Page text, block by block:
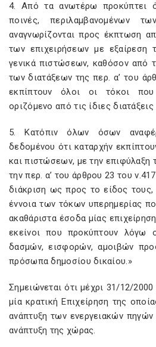
4. Από τα ανωτέρω προκύπτει
ποινές, περιλαμβανομένων
αναγνωρίζονται προς έκπτωση
των επιχειρήσεων με εξαίρεση
γενικά πιστώσεων, καθόσον από
των διατάξεων της περ. α’ του
εκπίπτουν όλοι οι τόκοι
οριζόμενο από τις ίδιες διατάξεις
5. Κατόπιν όλων όσων
δεδομένου ότι καταρχήν
και πιστώσεων, με την επιφύλαξη
την περ. α’ του άρθρου 23 του
διάκριση ως προς το είδος τους,
έννοια των τόκων υπερημερίας
ακαθάριστα έσοδα μίας
εκείνοι που προκύπτουν λόγω
δασμών, εισφορών, αμοιβών
πρόσωπα δημοσίου δικαίου.»
Σημειώνεται ότι μέχρι 31/12/
μία κρατική Επιχείρηση της
ανάπτυξη των ενεργειακών
ανάπτυξη της χώρας.